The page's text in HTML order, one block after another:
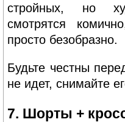
стройных, но
смотрятся
просто безобразно.
Будьте честны
не идет, снимайте
7. Шорты +